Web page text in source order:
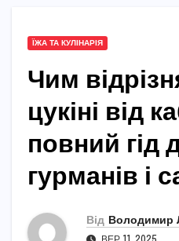
ЇЖА ТА КУЛІНАРІЯ
Чим
цукіні від
повний гід
гурманів і
Від Володимир